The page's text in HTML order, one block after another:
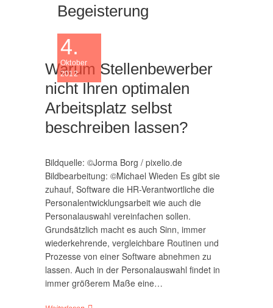
Begeisterung
4.
Oktober
2012
Warum Stellenbewerber
nicht Ihren optimalen
Arbeitsplatz selbst
beschreiben lassen?
Bildquelle: ©Jorma Borg / pixelio.de
Bildbearbeitung: ©Michael Wieden Es gibt sie
zuhauf, Software die HR-Verantwortliche die
Personalentwicklungsarbeit wie auch die
Personalauswahl vereinfachen sollen.
Grundsätzlich macht es auch Sinn, immer
wiederkehrende, vergleichbare Routinen und
Prozesse von einer Software abnehmen zu
lassen. Auch in der Personalauswahl findet in
immer größerem Maße eine…